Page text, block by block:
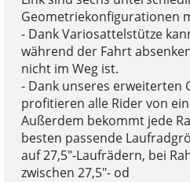
Geometriekonfigurationen
- Dank Variosattelstütze
während der Fahrt
nicht im Weg ist.
- Dank unseres erweiterten
profitieren alle Rider von
Außerdem bekommt jede
besten passende
auf 27,5"-Laufrädern, bei
zwischen 27,5"- od